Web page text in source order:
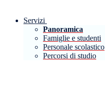
Servizi
Panoramica
Famiglie e studenti
Personale scolastico
Percorsi di studio